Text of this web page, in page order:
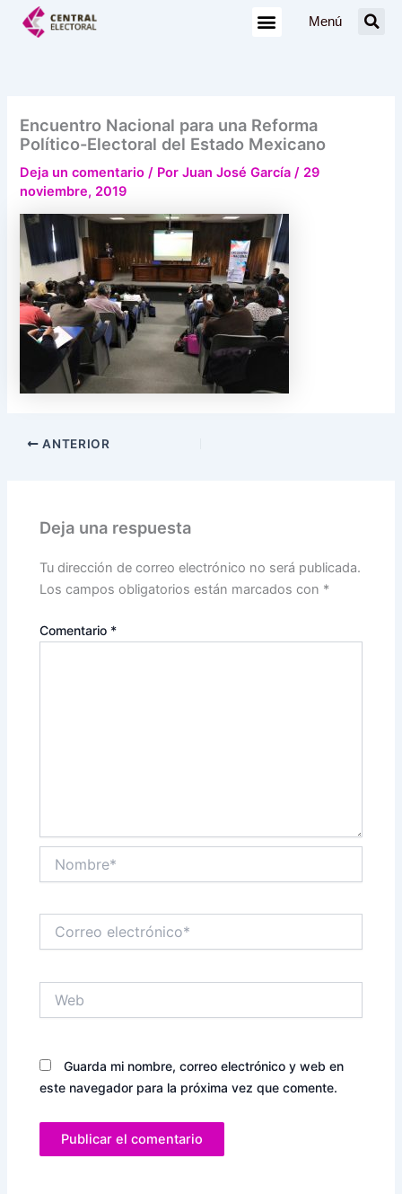
Menú
Encuentro Nacional para una Reforma
Político-Electoral del Estado Mexicano
Deja un comentario / PorJuan José García/ 29
noviembre, 2019
ANTERIOR
Deja una respuesta
Tu dirección de correo electrónico no será publicada.
Los campos obligatorios están marcados con *
Comentario *
electrónico*
Guarda mi nombre, correo electrónico y web en
este navegador para la próxima vez que comente.